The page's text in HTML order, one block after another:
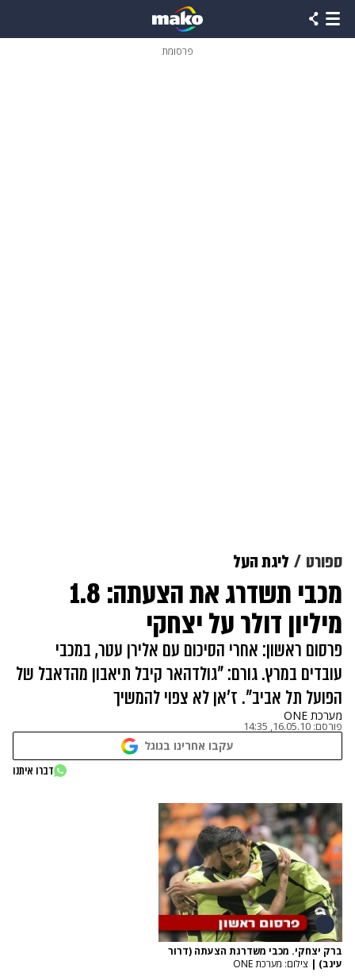
פרסומת
ספורט ליגת העל
מכבי תשדרג את הצעתה: 1.8
מיליון דולר על יצחקי
פרסום ראשון: אחרי הסיכום עם אלירן עטר, במכבי
עובדים במרץ. גורם: "גולדהאר קיבל תיאבון מהדאבל של
הפועל תל אביב". ז'אן לא צפוי להמשיך
מערכת ONE
פורסם: 16.05.10, 14:35
עקבו אחרינו בגוגל
דברו איתנו
ברק יצחקי. מכבי משדרגת הצעתה (דרור
עינב) | צילום: מערכת ONE